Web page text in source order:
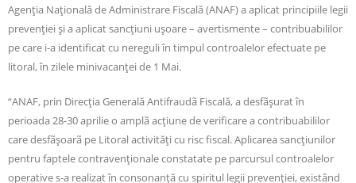
Agenţia Naţională de Administrare Fiscală (ANAF) a aplicat principiile legii
prevenţiei şi a aplicat sancţiuni uşoare – avertismente – contribuabililor
pe care i-a identificat cu nereguli în timpul controalelor efectuate pe
litoral, în zilele minivacanţei de 1 Mai.
“ANAF, prin Direcţia Generală Antifraudã Fiscală, a desfãşurat în
perioada 28-30 aprilie o amplã acţiune de verificare a contribuabililor
care desfãşoarã pe Litoral activităţi cu risc fiscal. Aplicarea sancţiunilor
pentru faptele contravenţionale constatate pe parcursul controalelor
operative s-a realizat în consonanţă cu spiritul legii prevenţiei, existând